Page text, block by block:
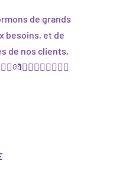
de grands
besoins, et de
de nos clients,